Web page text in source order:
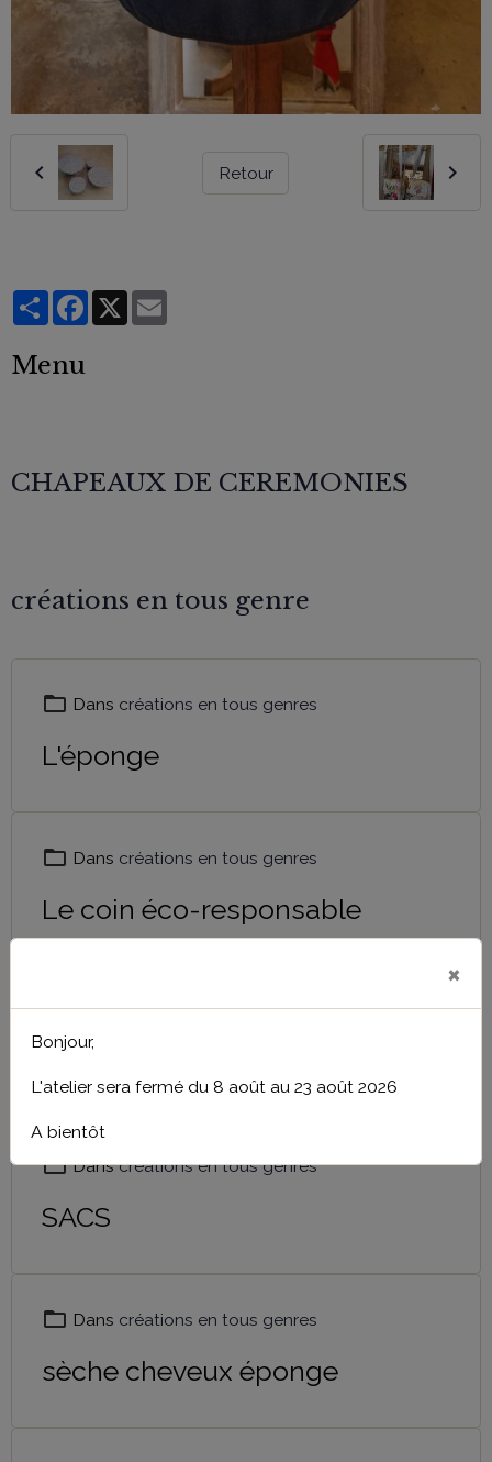
Retour
PartagerFacebook
X
Menu
CHAPEAUX DE CEREMONIES
créations en tous genre
Dans créations en tous genres
L'éponge
Dans créations en tous genres
Le coin éco-responsable
Danscréations en tous genres
Danscréations en tous genres
SACS
Dans créations en tous genres
sèche cheveux éponge
×
Bonjour,
L'atelier sera fermé du 8 août au 23 août 2026
A bientôt